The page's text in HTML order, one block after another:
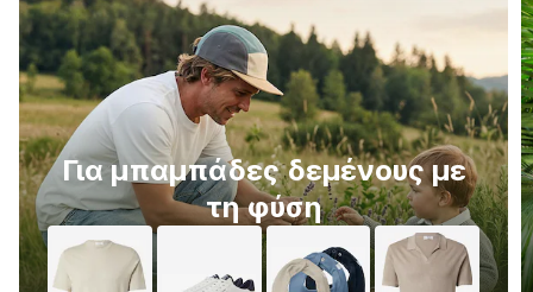
Για μπαμπάδες δεμένους με
τη φύση